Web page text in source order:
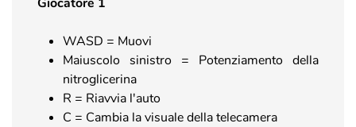
WASD = Muovi
Maiuscolo sinistro = Potenziamento della
nitroglicerina
R = Riavvia l'auto
C = Cambia la visuale della telecamera